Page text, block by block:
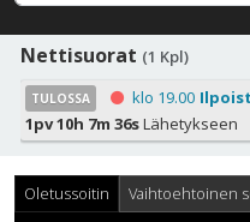
Nettisuorat (1 Kpl)
TULOSSA klo 19.00
1pv 10h 7m 36sLähetykseen
Oletussoitin Vaihtoehtoinen